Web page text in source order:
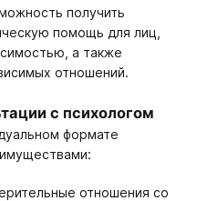
получить
помощь для лиц,
а также
отношений.
с психологом
формате
отношения со